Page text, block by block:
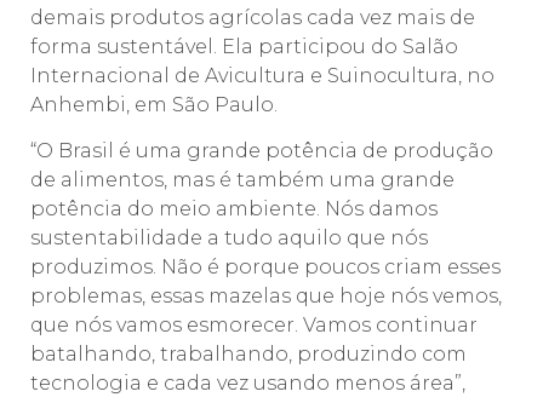
demais produtos agrícolas cada vez mais de
forma sustentável. Ela participou do Salão
Internacional de Avicultura e Suinocultura, no
Anhembi, em São Paulo.
“O Brasil é uma grande potência de produção
de alimentos, mas é também uma grande
potência do meio ambiente. Nós damos
sustentabilidade a tudo aquilo que nós
produzimos. Não é porque poucos criam esses
problemas, essas mazelas que hoje nós vemos,
que nós vamos esmorecer. Vamos continuar
batalhando, trabalhando, produzindo com
tecnologia e cada vez usando menos área”,